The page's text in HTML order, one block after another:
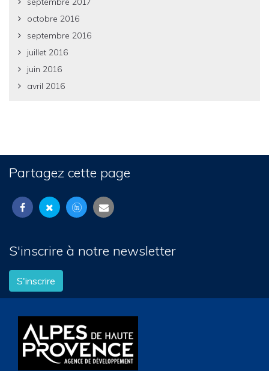
octobre 2016
septembre 2016
juillet 2016
juin 2016
avril 2016
Partagez cette page
S'inscrire à notre newsletter
S'inscrire